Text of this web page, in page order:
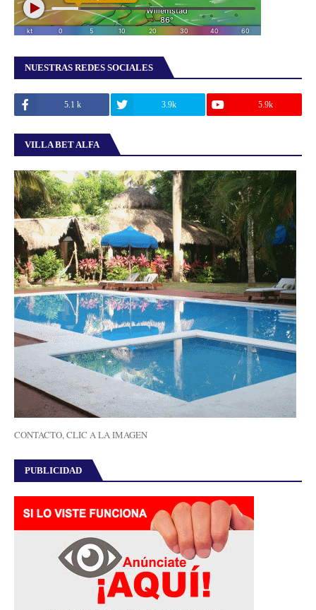
NUESTRAS REDES SOCIALES
5.1 k 3.9k 5.9k
VILLA BET ALFA
CONTACTO, CLIC A LA IMAGEN
PUBLICIDAD